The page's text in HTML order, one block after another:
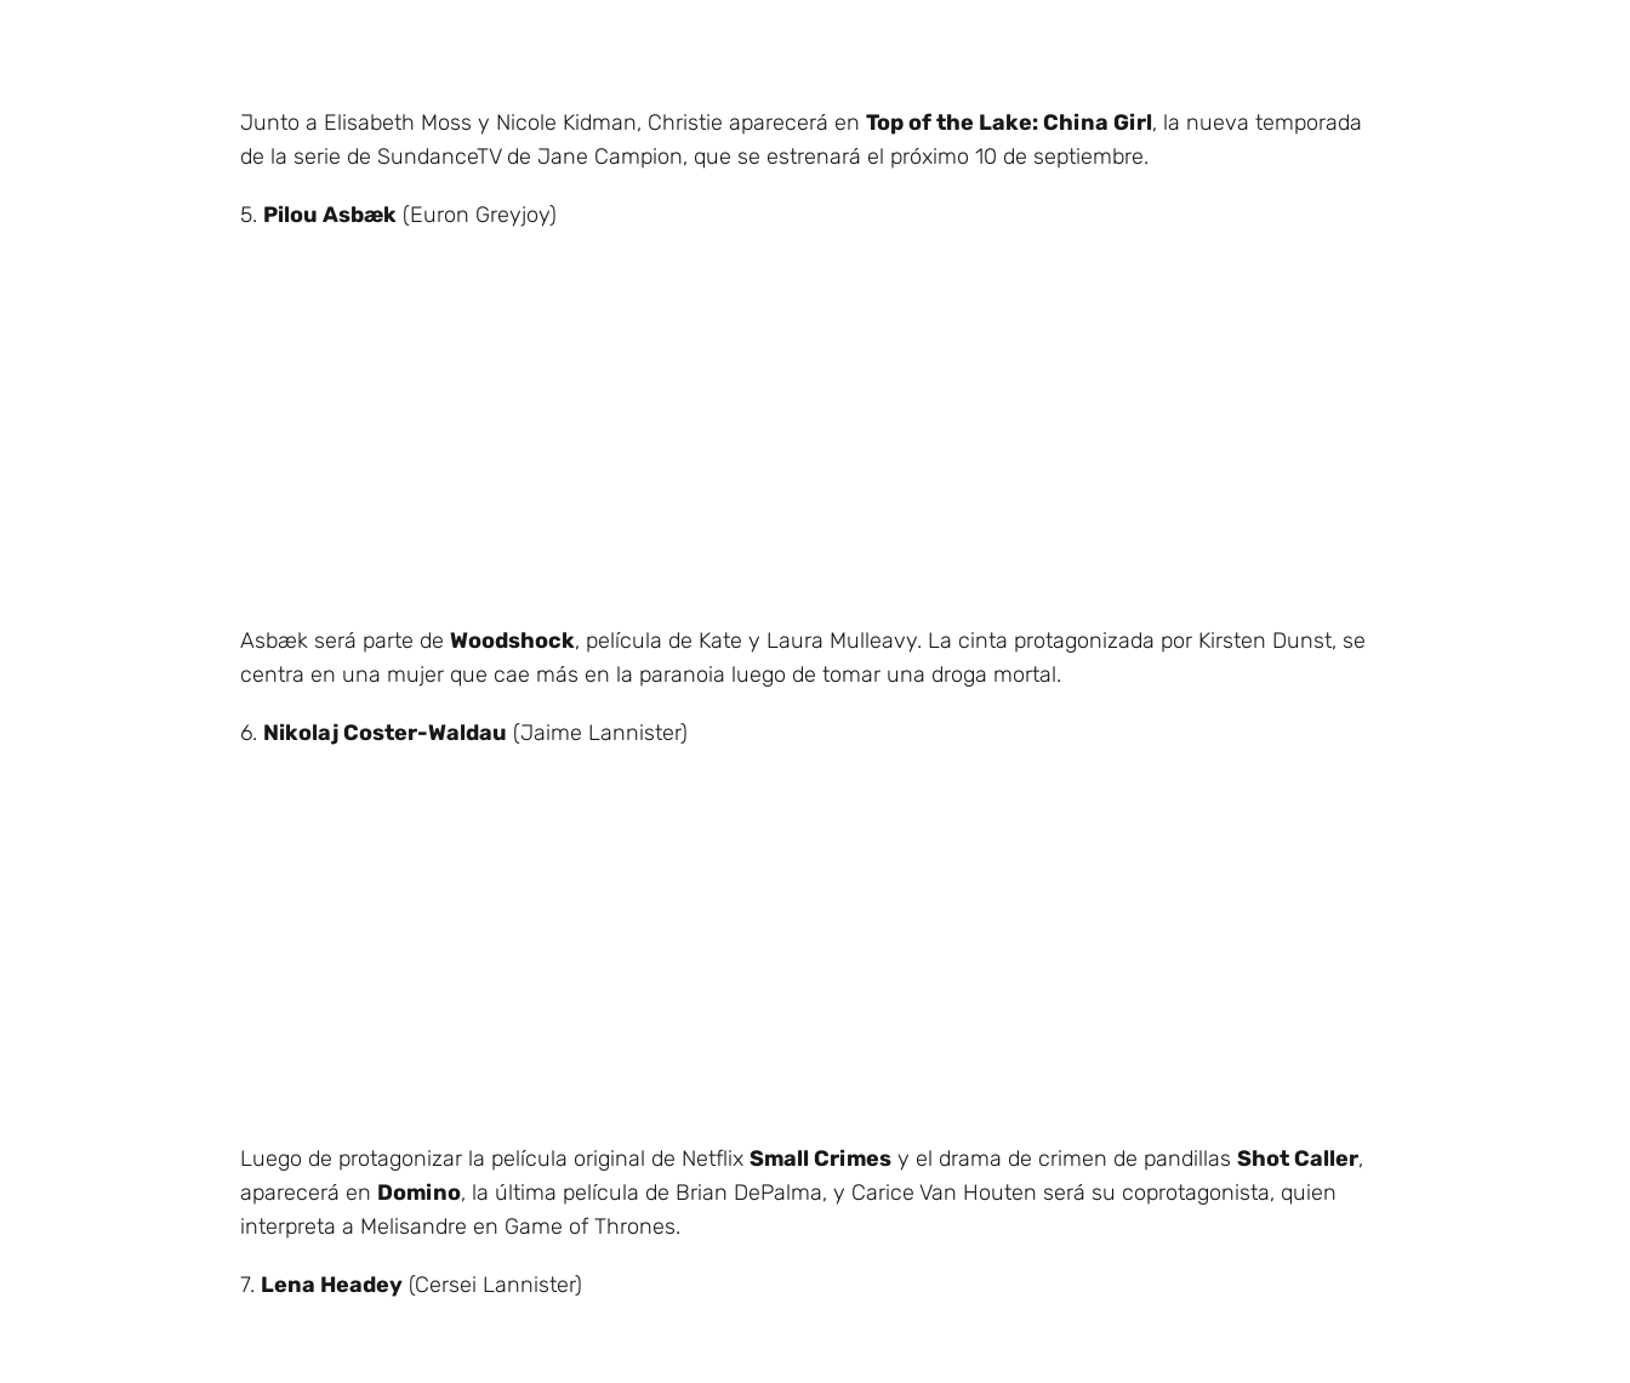
Junto a Elisabeth Moss y Nicole Kidman, Christie aparecerá en Top of the Lake: China Girl, la nueva temporada
de la serie de SundanceTV de Jane Campion, que se estrenará el próximo 10 de septiembre.
5. Pilou Asbæk (Euron Greyjoy)
Asbæk será parte de Woodshock, película de Kate y Laura Mulleavy. La cinta protagonizada por Kirsten Dunst, se
centra en una mujer que cae más en la paranoia luego de tomar una droga mortal.
6. Nikolaj Coster-Waldau (Jaime Lannister)
Luego de protagonizar la película original de Netflix Small Crimes y el drama de crimen de pandillas Shot Caller,
aparecerá en Domino, la última película de Brian DePalma, y Carice Van Houten será su coprotagonista, quien
interpreta a Melisandre en Game of Thrones.
7. Lena Headey (Cersei Lannister)